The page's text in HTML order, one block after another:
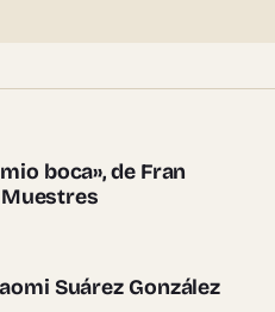
boca», de Fran
Muestres
Suárez González